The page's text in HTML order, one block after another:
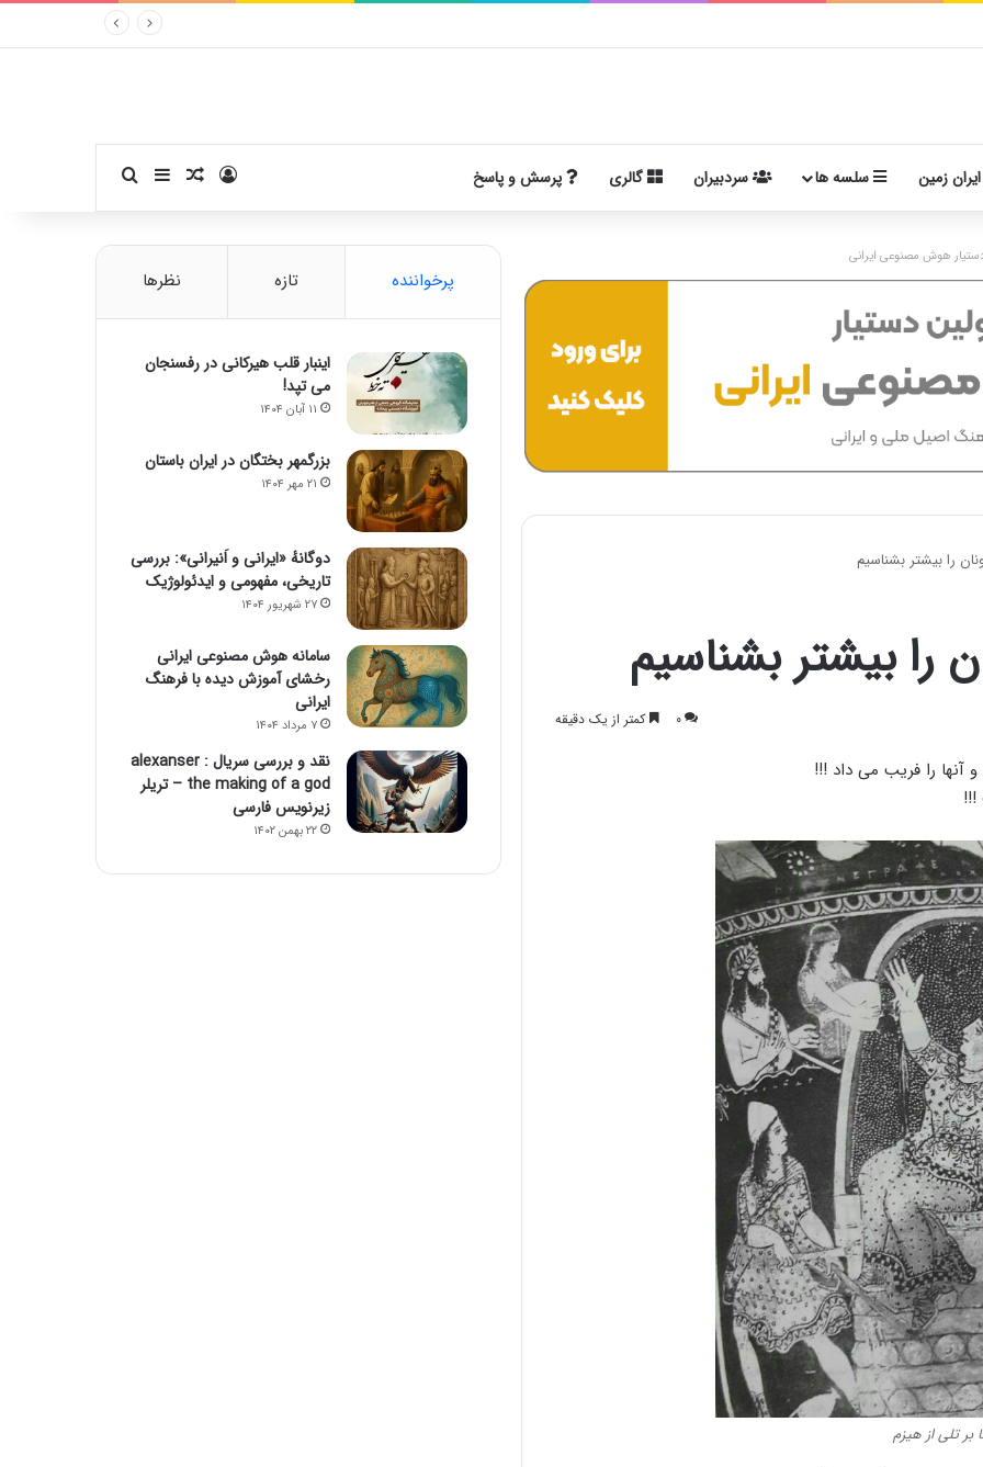
زمین سلسه ها سردبیران گالری پرسش و پاسخ ورودنوشته تصادفی
سایدبارجستجو برای
هوش مصنوعی ایرانی
را بیشتر بشناسیم
را بیشتر بشناسیم
۰ کمتر از یک دقیقه
آنها را فریب می داد !!!
!!!
بر تلی از هیزم
پرخواننده تازه نظرها
اینبار قلب هیرکانی در رفسنجان
می تپد!
۱۱ آبان ۱۴۰۴
بزرگمهر بختگان در ایران باستان
۲۱ مهر ۱۴۰۴
دوگانهٔ «ایرانی و اَنیرانی»: بررسی
تاریخی، مفهومی و ایدئولوژیک
۲۷ شهریور ۱۴۰۴
سامانه هوش مصنوعی ایرانی
رخشای آموزش دیده با فرهنگ
ایرانی
۷ مرداد ۱۴۰۴
نقد و بررسی سریال alexanser :
the making of a god – تریلر
زیرنویس فارسی
۲۲ بهمن ۱۴۰۲